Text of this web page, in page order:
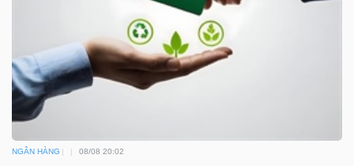
NGÂN HÀNG 08/08 20:02